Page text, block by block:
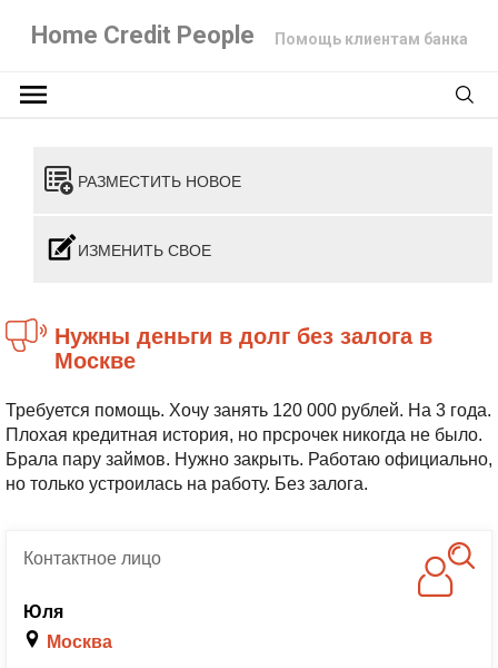
Home Credit People Помощь клиентам банка
РАЗМЕСТИТЬ НОВОЕ
ИЗМЕНИТЬ СВОЕ
Нужны деньги в долг без залога в
Москве
Требуется помощь. Хочу занять 120 000 рублей. На 3 года.
Плохая кредитная история, но прсрочек никогда не было.
Брала пару займов. Нужно закрыть. Работаю официально,
но только устроилась на работу. Без залога.
Контактноелицо
Юля
Москва